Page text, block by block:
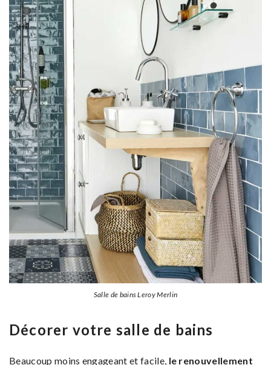
Salle de bains Leroy Merlin
Décorer votre salle de bains
Beaucoup moins engageant et facile, le renouvellement